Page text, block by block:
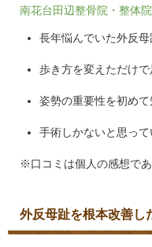
南花台田辺整骨院・整体
長年悩んでいた外反
歩き方を変えただけ
姿勢の重要性を初めて
手術しかないと思っ
※口コミは個人の感想で
外反母趾を根本改善し